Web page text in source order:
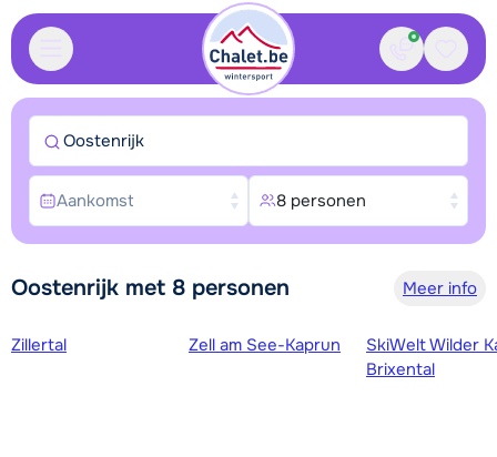
Contact
Oostenrijk met 8 personen Meer info
Skigebieden
Zillertal Zell am See-Kaprun
SkiWelt Wilder
Brixental
Oostenrijk
Aankomst 8 personen